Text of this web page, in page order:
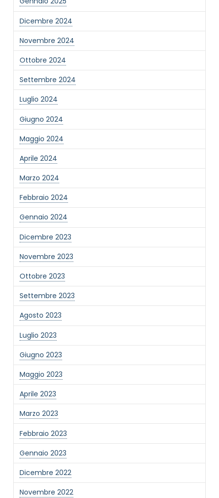
Dicembre 2024
Novembre 2024
Ottobre 2024
Settembre 2024
Luglio 2024
Giugno 2024
Maggio 2024
Aprile 2024
Marzo 2024
Febbraio 2024
Gennaio 2024
Dicembre 2023
Novembre 2023
Ottobre 2023
Settembre 2023
Agosto 2023
Luglio 2023
Giugno 2023
Maggio 2023
Aprile 2023
Marzo 2023
Febbraio 2023
Gennaio 2023
Dicembre 2022
Novembre 2022